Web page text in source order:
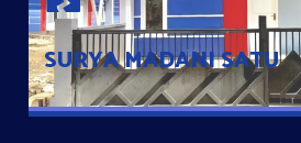
SURYA MADANI SATU